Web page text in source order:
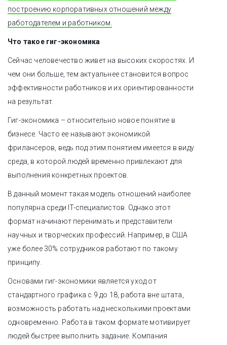
построению корпоративных отношений между
работодателем и работником.
Что такое гиг-экономика
Сейчас человечество живет на высоких скоростях. И
чем они больше, тем актуальнее становится вопрос
эффективности работников и их ориентированности
на результат.
Гиг-экономика – относительно новое понятие в
бизнесе. Часто ее называют экономикой
фрилансеров, ведь под этим понятием имеется в виду
среда, в которой людей временно привлекают для
выполнения конкретных проектов.
В данный момент такая модель отношений наиболее
популярна среди IT-специалистов. Однако этот
формат начинают перенимать и представители
научных и творческих профессий. Например, в США
уже более 30% сотрудников работают по такому
принципу.
Основами гиг-экономики является уход от
стандартного графика с 9 до 18, работа вне штата,
возможность работать над несколькими проектами
одновременно. Работа в таком формате мотивирует
людей быстрее выполнить задание. Компания